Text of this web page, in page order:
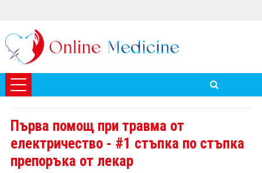
Първа помощ при травма от
електричество - #1 стъпка по стъпка
препоръка от лекар